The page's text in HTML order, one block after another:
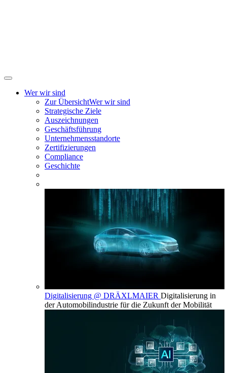
Wer wir sind
Zur ÜbersichtWer wir sind
Strategische Ziele
Auszeichnungen
Geschäftsführung
Unternehmensstandorte
Zertifizierungen
Compliance
Geschichte
Digitalisierung @ DRÄXLMAIER Digitalisierung in
der Automobilindustrie für die Zukunft der Mobilität